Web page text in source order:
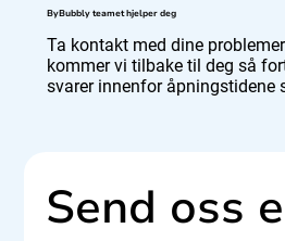
Send oss
ByBubbly teamet hjelper deg
Ta kontakt med dine
kommer vi tilbake til deg så
svarer innenfor åpningstidene